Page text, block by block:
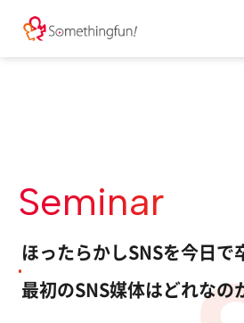
Seminar
ほったらかしSNSを今日で
最初のSNS媒体はどれなの